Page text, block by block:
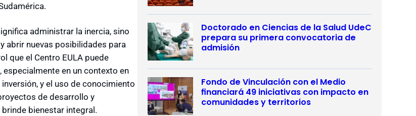
administrar la inercia, sino
abrir nuevas posibilidades para
que el Centro EULA puede
en un contexto en
y el uso de conocimiento
de desarrollo y
bienestar integral.
Doctorado en Ciencias de la Salud UdeC
prepara su primera convocatoria de
admisión
Fondo de Vinculación con el Medio
financiará 49 iniciativas con impacto en
comunidades y territorios